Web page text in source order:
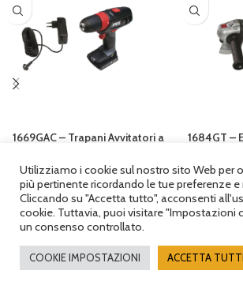
1669GAC – Trapani Avvitatori a
SCU,Utensili
1684GT –
Utensili ,
© 2025FAMM SRL|Privacy Policy| P. IVA
Capitale sociale € 10.000,00
Via Pasqui, 42 Rovereto (TN) 38068 - Tel +39
+39 351 6006277 | email:
Utilizziamo i cookie sul nostro sito Web per
più pertinente ricordando le tue preferenze e
Cliccando su "Accetta tutto", acconsenti
cookie. Tuttavia, puoi visitare "Impostazioni
un consenso controllato.
COOKIE IMPOSTAZIONI ACCETTA TUTTI